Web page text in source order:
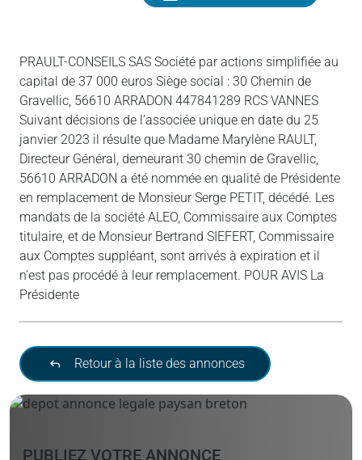
PRAULT-CONSEILS SAS Société par actions simplifiée au
capital de 37 000 euros Siège social : 30 Chemin de
Gravellic, 56610 ARRADON 447841289 RCS VANNES
Suivant décisions de l’associée unique en date du 25
janvier 2023 il résulte que Madame Marylène RAULT,
Directeur Général, demeurant 30 chemin de Gravellic,
56610 ARRADON a été nommée en qualité de Présidente
en remplacement de Monsieur Serge PETIT, décédé. Les
mandats de la société ALEO, Commissaire aux Comptes
titulaire, et de Monsieur Bertrand SIEFERT, Commissaire
aux Comptes suppléant, sont arrivés à expiration et il
n’est pas procédé à leur remplacement. POUR AVIS La
Présidente
Retour à la liste des annonces
PUBLIEZ VOTRE ANNONCE